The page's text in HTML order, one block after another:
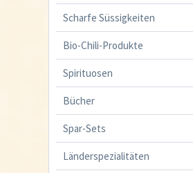
Scharfe Süssigkeiten
Bio-Chili-Produkte
Spirituosen
Bücher
Spar-Sets
Länderspezialitäten